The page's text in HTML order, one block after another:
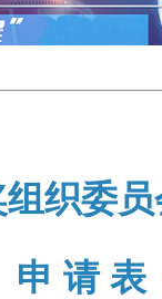
织委
申 请 表